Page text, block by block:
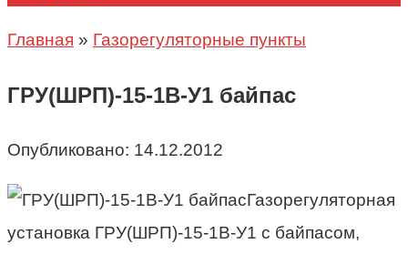
Главная » Газорегуляторные пункты
ГРУ(ШРП)-15-1В-У1 байпас
Опубликовано: 14.12.2012
Газорегуляторная
установка ГРУ(ШРП)-15-1В-У1 с байпасом,